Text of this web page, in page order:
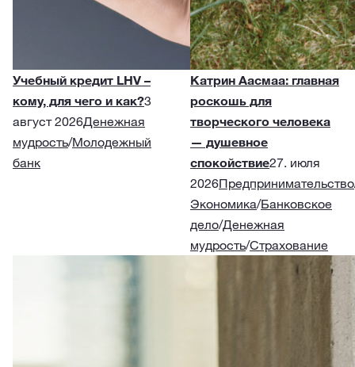
Учебный кредит LHV –
кому, для чего и как?3
август 2026Денежная
мудрость/Молодежный
банк
Катрин Аасмаа: главная
роскошь для
творческого человека
— душевное
спокойствие27. июля
2026Предпринимательство
Экономика/Банковское
дело/Денежная
мудрость/Страхование